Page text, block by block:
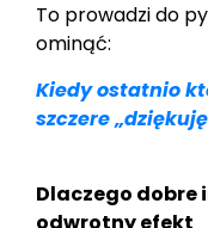
To prowadzi do
ominąć:
Kiedy ostatnio
szczere
Dlaczego dobre